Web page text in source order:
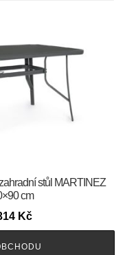
stůl MARTINEZ
cm
Kč